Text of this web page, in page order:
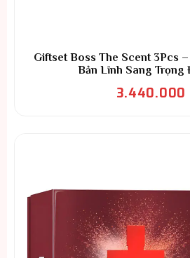
Giftset Boss The Scent 3Pcs
Bản Lĩnh Sang Trọng
3.440.000